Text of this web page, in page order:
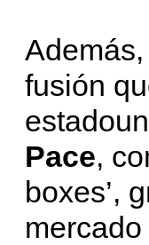
fusión
Pace,
boxes’,